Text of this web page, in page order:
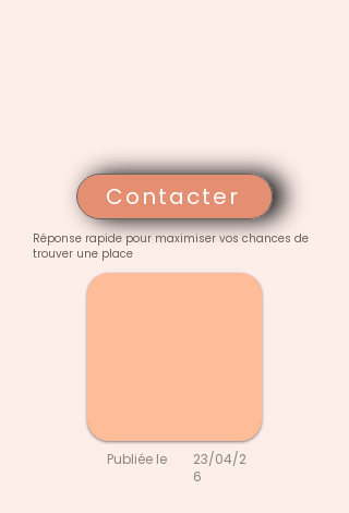
Contacter
Réponse rapide pour maximiser vos chances de
trouver une place
Publiée le
23/04/2
6